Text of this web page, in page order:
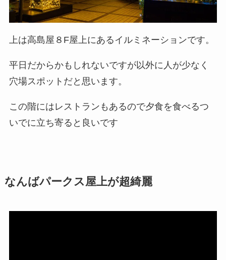
上は高島屋８F屋上にあるイルミネーションです。
平日だからかもしれないですが以外に人が少なく
穴場スポットだと思います。
この階にはレストランもあるので夕食を食べるつ
いでに立ち寄ると良いです
なんばパークス屋上が超綺麗